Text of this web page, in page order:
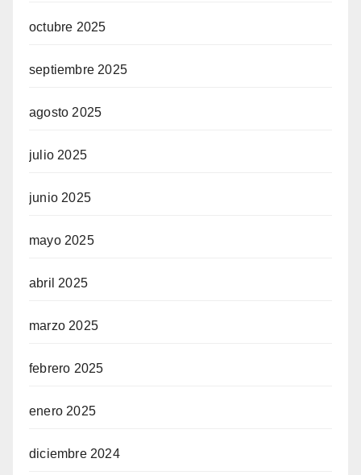
octubre 2025
septiembre 2025
agosto 2025
julio 2025
junio 2025
mayo 2025
abril 2025
marzo 2025
febrero 2025
enero 2025
diciembre 2024